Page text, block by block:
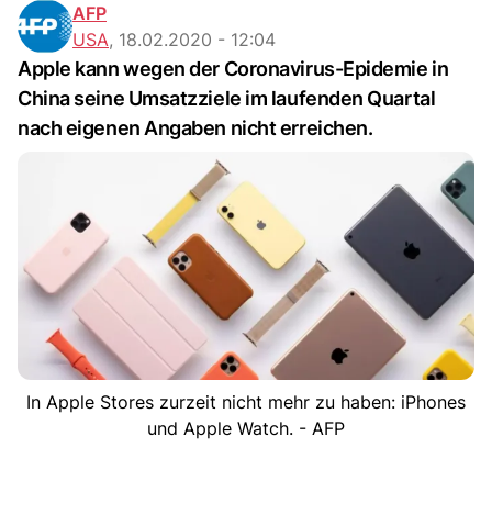
AFP
USA, 18.02.2020 - 12:04
Apple kann wegen der Coronavirus-Epidemie in
China seine Umsatzziele im laufenden Quartal
nach eigenen Angaben nicht erreichen.
In Apple Stores zurzeit nicht mehr zu haben: iPhones
und Apple Watch. - AFP